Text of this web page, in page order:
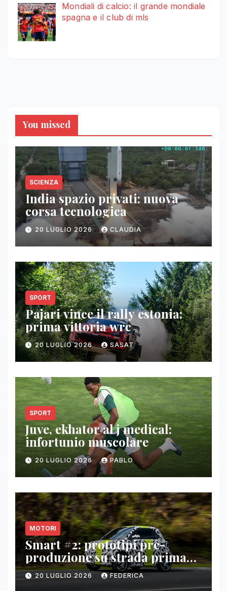
Mondiali di calcio: il grande mondiale
spagna e il club di mls
You missed
SCIENZA
India spazio privati: nuova
corsa tecnologica
20 LUGLIO 2026 CLAUDIA
SPORT
Pajari vince il rally estonia:
prima vittoria wrc
20 LUGLIO 2026 SASAT
SPORT
Juve, ekhator al j medical:
infortunio muscolare
20 LUGLIO 2026 PABLO
MOTORI
Smart #2: prototipi pre-
produzione su strada prima
del paris motor show 2026
20 LUGLIO 2026 FEDERICA